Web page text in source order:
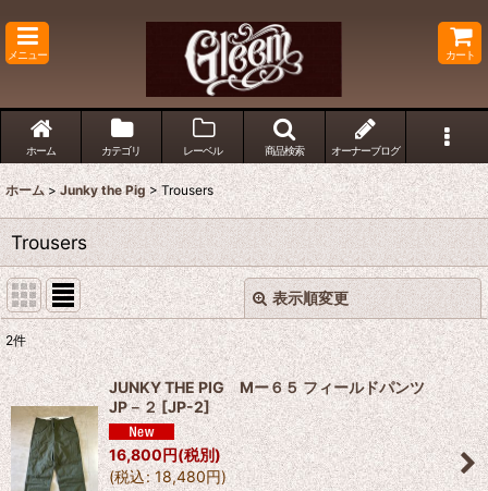
メニュー カート
ホーム カテゴリ レーベル 商品検索 オーナーブログ
ホーム > Junky the Pig > Trousers
Trousers
表示順変更
表示数:
並び順:
絞り込む
閉じる
2件
JUNKY THE PIG Mー６５ フィールドパンツ
JP－２ [JP-2]
16,800円(税別)
(税込: 18,480円)